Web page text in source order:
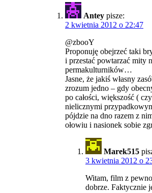
Antey pisze:
2 kwietnia 2012 o 22:47
@zbooY
Proponuję obejrzeć taki
i przestać powtarzać mity
permakulturników…
Jasne, że jakiś własny
zrozum jedno – gdy
po całości, większość (
nielicznymi
pójdzie na dno razem z
ołowiu i nasionek sobie
Marek515
3 kwietnia 2012 o
Witam, film z
dobrze. Faktycznie